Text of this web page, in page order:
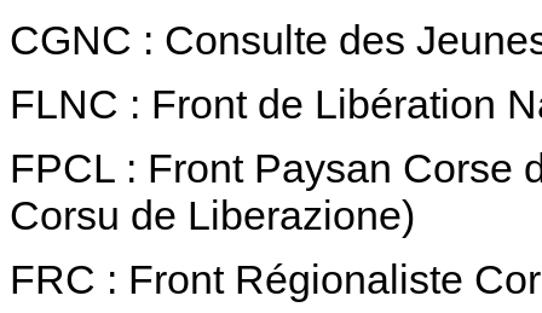
CGNC : Consulte des
FLNC : Front de Libération
FPCL : Front Paysan Corse
Corsu de Liberazione)
FRC : Front Régionaliste